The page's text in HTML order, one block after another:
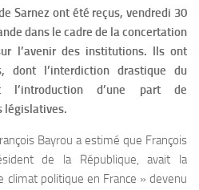
Sarnez ont été reçus, vendredi 30
dans le cadre de la concertation
l’avenir des institutions. Ils ont
dont l’interdiction drastique du
d’une part de
législatives.
Bayrou a estimé que François
de la République, avait la
climat politique en France » devenu